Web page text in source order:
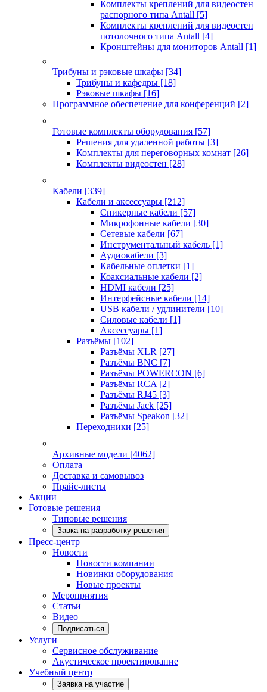
Комплекты креплений для видеостен
распорного типа Antall [5]
Комплекты креплений для видеостен
потолочного типа Antall [4]
Кронштейны для мониторов Antall [1]
Трибуны и рэковые шкафы [34]
Трибуны и кафедры [18]
Рэковые шкафы [16]
Программное обеспечение для конференций [2]
Готовые комплекты оборудования [57]
Решения для удаленной работы [3]
Комплекты для переговорных комнат [26]
Комплекты видеостен [28]
Кабели [339]
Кабели и аксессуары [212]
Спикерные кабели [57]
Микрофонные кабели [30]
Сетевые кабели [67]
Инструментальный кабель [1]
Аудиокабели [3]
Кабельные оплетки [1]
Коаксиальные кабели [2]
HDMI кабели [25]
Интерфейсные кабели [14]
USB кабели / удлинители [10]
Силовые кабели [1]
Аксессуары [1]
Разъёмы [102]
Разъёмы XLR [27]
Разъёмы BNC [7]
Разъёмы POWERCON [6]
Разъёмы RCA [2]
Разъёмы RJ45 [3]
Разъёмы Jack [25]
Разъёмы Speakon [32]
Переходники [25]
Архивные модели [4062]
Оплата
Доставка и самовывоз
Прайс-листы
Акции
Готовые решения
Типовые решения
Завка на разработку решения
Пресс-центр
Новости
Новости компании
Новинки оборудования
Новые проекты
Мероприятия
Статьи
Видео
Подписаться
Услуги
Сервисное обслуживание
Акустическое проектирование
Учебный центр
Заявка на участие